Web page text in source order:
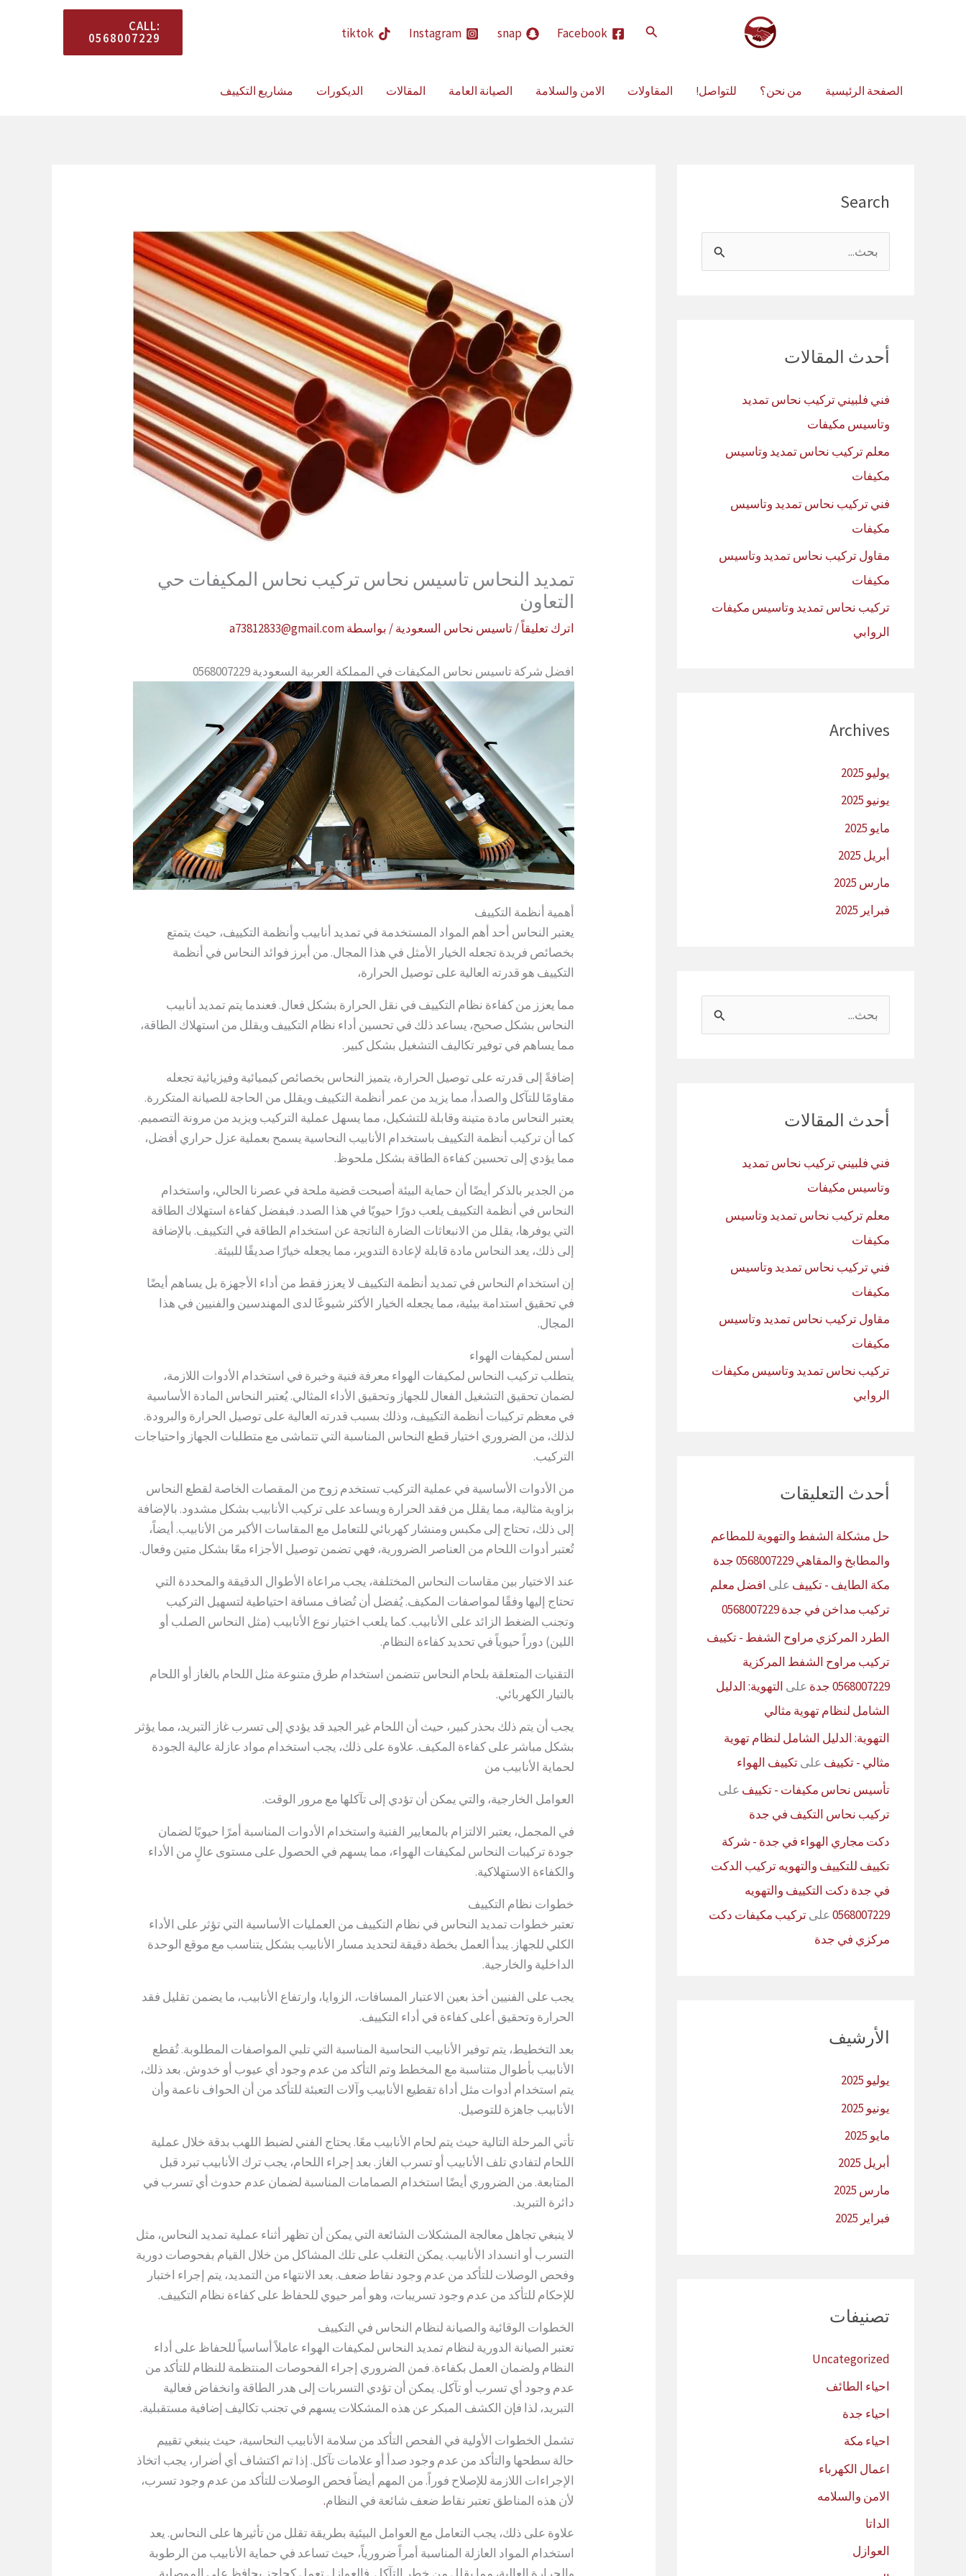
البحث Facebook
snap
Instagram
tiktok
CALL:
0568007229
الصفحة الرئيسية من نحن؟ للتواصل! المقاولات الامن والسلامة الصيانة العامة المقالات الديكورات مشاريع التكييف
Search
ل
ث
عأحدث المقالات
فني فلبيني تركيب نحاس تمديد
وتاسيس مكيفات
معلم تركيب نحاس تمديد وتاسيس
مكيفات
فني تركيب نحاس تمديد وتاسيس
مكيفات
مقاول تركيب نحاس تمديد وتاسيس
مكيفات
تركيب نحاس تمديد وتاسيس مكيفات
الروابي
Archives
يوليو 2025
يونيو 2025
مايو 2025
أبريل 2025
مارس 2025
فبراير 2025
ل
ث
عأحدث المقالات
فني فلبيني تركيب نحاس تمديد
وتاسيس مكيفات
معلم تركيب نحاس تمديد وتاسيس
مكيفات
فني تركيب نحاس تمديد وتاسيس
مكيفات
مقاول تركيب نحاس تمديد وتاسيس
مكيفات
تركيب نحاس تمديد وتاسيس مكيفات
الروابي
أحدث التعليقات
حل مشكلة الشفط والتهوية للمطاعم
والمطابخ والمقاهي 0568007229 جدة
مكة الطايف - تكييف على افضل معلم
تركيب مداخن في جدة 0568007229
الطرد المركزي مراوح الشفط - تكييف
تركيب مراوح الشفط المركزية
0568007229 جدة
على التهوية: الدليل
الشامل لنظام تهوية مثالي
التهوية: الدليل الشامل لنظام تهوية
مثالي - تكييف علىتكييف الهواء
تأسيس نحاس مكيفات - تكييف على
تركيب نحاس التكيف في جدة
دكت مجاري الهواء في جدة - شركة
تكييف للتكييف والتهويه تركيب الدكت
في جدة دكت التكييف والتهويه
0568007229علىتركيب مكيفات دكت
مركزي في جدة
الأرشيف
يوليو 2025
يونيو 2025
مايو 2025
أبريل 2025
مارس 2025
فبراير 2025
تصنيفات
Uncategorized
احياء الطائف
احياء جدة
احياء مكة
اعمال الكهرباء
الامن والسلامه
الداتا
العوازل
تمديد النحاس تاسيس نحاس تركيب نحاس المكيفات حي
التعاون
اترك تعليقاً/تاسيس نحاس السعودية/ بواسطةa73812833@gmail.com
افضل شركة تاسيس نحاس المكيفات في المملكة العربية السعودية 0568007229
أهمية أنظمة التكييف
يعتبر النحاس أحد أهم المواد المستخدمة في تمديد أنابيب وأنظمة التكييف، حيث يتمتع
بخصائص فريدة تجعله الخيار الأمثل في هذا المجال. من أبرز فوائد النحاس في أنظمة
التكييف هو قدرته العالية على توصيل الحرارة،
مما يعزز من كفاءة نظام التكييف في نقل الحرارة بشكل فعال. فعندما يتم تمديد أنابيب
النحاس بشكل صحيح، يساعد ذلك في تحسين أداء نظام التكييف ويقلل من استهلاك الطاقة،
مما يساهم في توفير تكاليف التشغيل بشكل كبير.
إضافةً إلى قدرته على توصيل الحرارة، يتميز النحاس بخصائص كيميائية وفيزيائية تجعله
مقاومًا للتآكل والصدأ، مما يزيد من عمر أنظمة التكييف ويقلل من الحاجة للصيانة المتكررة.
يعتبر النحاس مادة متينة وقابلة للتشكيل، مما يسهل عملية التركيب ويزيد من مرونة التصميم.
كما أن تركيب أنظمة التكييف باستخدام الأنابيب النحاسية يسمح بعملية عزل حراري أفضل،
مما يؤدي إلى تحسين كفاءة الطاقة بشكل ملحوظ.
من الجدير بالذكر أيضًا أن حماية البيئة أصبحت قضية ملحة في عصرنا الحالي، واستخدام
النحاس في أنظمة التكييف يلعب دورًا حيويًا في هذا الصدد. فبفضل كفاءة استهلاك الطاقة
التي يوفرها، يقلل من الانبعاثات الضارة الناتجة عن استخدام الطاقة في التكييف. بالإضافة
إلى ذلك، يعد النحاس مادة قابلة لإعادة التدوير، مما يجعله خيارًا صديقًا للبيئة.
إن استخدام النحاس في تمديد أنظمة التكييف لا يعزز فقط من أداء الأجهزة بل يساهم أيضًا
في تحقيق استدامة بيئية، مما يجعله الخيار الأكثر شيوعًا لدى المهندسين والفنيين في هذا
المجال.
أسس لمكيفات الهواء
يتطلب تركيب النحاس لمكيفات الهواء معرفة فنية وخبرة في استخدام الأدوات اللازمة،
لضمان تحقيق التشغيل الفعال للجهاز وتحقيق الأداء المثالي. يُعتبر النحاس المادة الأساسية
في معظم تركيبات أنظمة التكييف، وذلك بسبب قدرته العالية على توصيل الحرارة والبرودة.
لذلك، من الضروري اختيار قطع النحاس المناسبة التي تتماشى مع متطلبات الجهاز واحتياجات
التركيب.
من الأدوات الأساسية في عملية التركيب تستخدم زوج من المقصات الخاصة لقطع النحاس
بزاوية مثالية، مما يقلل من فقد الحرارة ويساعد على تركيب الأنابيب بشكل مشدود. بالإضافة
إلى ذلك، تحتاج إلى مكبس ومنشار كهربائي للتعامل مع المقاسات الأكبر من الأنابيب. أيضاً،
تُعتبر أدوات اللحام من العناصر الضرورية، فهي تضمن توصيل الأجزاء معًا بشكل متين وفعال.
عند الاختيار بين مقاسات النحاس المختلفة، يجب مراعاة الأطوال الدقيقة والمحددة التي
تحتاج إليها وفقًا لمواصفات المكيف. يُفضل أن تُضاف مسافة احتياطية لتسهيل التركيب
وتجنب الضغط الزائد على الأنابيب. كما يلعب اختيار نوع الأنابيب (مثل النحاس الصلب أو
اللين) دوراً حيوياً في تحديد كفاءة النظام.
التقنيات المتعلقة بلحام النحاس تتضمن استخدام طرق متنوعة مثل اللحام بالغاز أو اللحام
بالتيار الكهربائي.
يجب أن يتم ذلك بحذر كبير، حيث أن اللحام غير الجيد قد يؤدي إلى تسرب غاز التبريد، مما يؤثر
بشكل مباشر على كفاءة المكيف. علاوة على ذلك، يجب استخدام مواد عازلة عالية الجودة
لحماية الأنابيب من
العوامل الخارجية، والتي يمكن أن تؤدي إلى تآكلها مع مرور الوقت.
في المجمل، يعتبر الالتزام بالمعايير الفنية واستخدام الأدوات المناسبة أمرًا حيويًا لضمان
جودة تركيبات النحاس لمكيفات الهواء، مما يسهم في الحصول على مستوى عالٍ من الأداء
والكفاءة الاستهلاكية.
خطوات نظام التكييف
تعتبر خطوات تمديد النحاس في نظام التكييف من العمليات الأساسية التي تؤثر على الأداء
الكلي للجهاز. يبدأ العمل بخطة دقيقة لتحديد مسار الأنابيب بشكل يتناسب مع موقع الوحدة
الداخلية والخارجية.
يجب على الفنيين أخذ بعين الاعتبار المسافات، الزوايا، وارتفاع الأنابيب، ما يضمن تقليل فقد
الحرارة وتحقيق أعلى كفاءة في أداء التكييف.
بعد التخطيط، يتم توفير الأنابيب النحاسية المناسبة التي تلبي المواصفات المطلوبة. تُقطع
الأنابيب بأطوال متناسبة مع المخطط وتم التأكد من عدم وجود أي عيوب أو خدوش. بعد ذلك،
يتم استخدام أدوات مثل أداة تقطيع الأنابيب وآلات التعبئة للتأكد من أن الحواف ناعمة وأن
الأنابيب جاهزة للتوصيل.
تأتي المرحلة التالية حيث يتم لحام الأنابيب معًا. يحتاج الفني لضبط اللهب بدقة خلال عملية
اللحام لتفادي تلف الأنابيب أو تسرب الغاز. بعد إجراء اللحام، يجب ترك الأنابيب تبرد قبل
المتابعة. من الضروري أيضًا استخدام الصمامات المناسبة لضمان عدم حدوث أي تسرب في
دائرة التبريد.
لا ينبغي تجاهل معالجة المشكلات الشائعة التي يمكن أن تظهر أثناء عملية تمديد النحاس، مثل
التسرب أو انسداد الأنابيب. يمكن التغلب على تلك المشاكل من خلال القيام بفحوصات دورية
وفحص الوصلات للتأكد من عدم وجود نقاط ضعف. بعد الانتهاء من التمديد، يتم إجراء اختبار
للإحكام للتأكد من عدم وجود تسريبات، وهو أمر حيوي للحفاظ على كفاءة نظام التكييف.
الخطوات الوقائية والصيانة لنظام النحاس في التكييف
تعتبر الصيانة الدورية لنظام تمديد النحاس لمكيفات الهواء عاملاً أساسياً للحفاظ على أداء
النظام ولضمان العمل بكفاءة. فمن الضروري إجراء الفحوصات المنتظمة للنظام للتأكد من
عدم وجود أي تسرب أو تآكل. يمكن أن تؤدي التسربات إلى هدر الطاقة وانخفاض فعالية
التبريد، لذا فإن الكشف المبكر عن هذه المشكلات يسهم في تجنب تكاليف إضافية مستقبلية.
تشمل الخطوات الأولية في الفحص التأكد من سلامة الأنابيب النحاسية، حيث ينبغي تقييم
حالة سطحها والتأكد من عدم وجود صدأ أو علامات تآكل. إذا تم اكتشاف أي أضرار، يجب اتخاذ
الإجراءات اللازمة للإصلاح فوراً. من المهم أيضاً فحص الوصلات للتأكد من عدم وجود تسرب،
لأن هذه المناطق تعتبر نقاط ضعف شائعة في النظام.
علاوة على ذلك، يجب التعامل مع العوامل البيئية بطريقة تقلل من تأثيرها على النحاس. يعد
استخدام المواد العازلة المناسبة أمراً ضرورياً، حيث تساعد في حماية الأنابيب من الرطوبة